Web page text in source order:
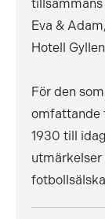
tillsammans
Eva &
Hotell
För den
omfattande
1930 till